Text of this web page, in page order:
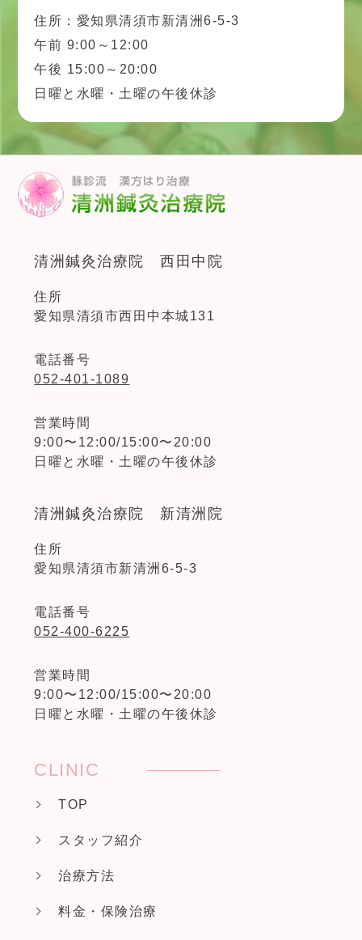
住所：愛知県清須市新清洲6-5-3
午前 9:00～12:00
午後 15:00～20:00
日曜と水曜・土曜の午後休診
清洲鍼灸治療院 西田中院
住所
愛知県清須市西田中本城131
電話番号
052-401-1089
営業時間
9:00〜12:00/15:00〜20:00
日曜と水曜・土曜の午後休診
清洲鍼灸治療院 新清洲院
住所
愛知県清須市新清洲6-5-3
電話番号
052-400-6225
営業時間
9:00〜12:00/15:00〜20:00
日曜と水曜・土曜の午後休診
CLINIC
TOP
スタッフ紹介
治療方法
料金・保険治療